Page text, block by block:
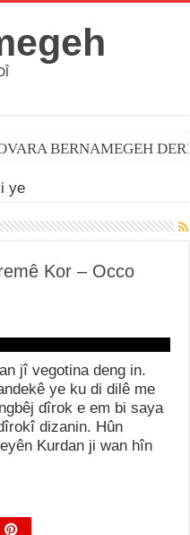
BERNAMEGEH
ye
Kor – Occo
jî vegotina deng in.
ye ku di dilê me
dîrok e em bi saya
dizanin. Hûn
Kurdan ji wan hîn